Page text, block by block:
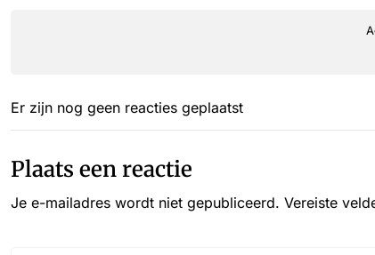
Er zijn nog geen reacties geplaatst
Plaats een reactie
Je e-mailadres wordt niet gepubliceerd. Vereiste